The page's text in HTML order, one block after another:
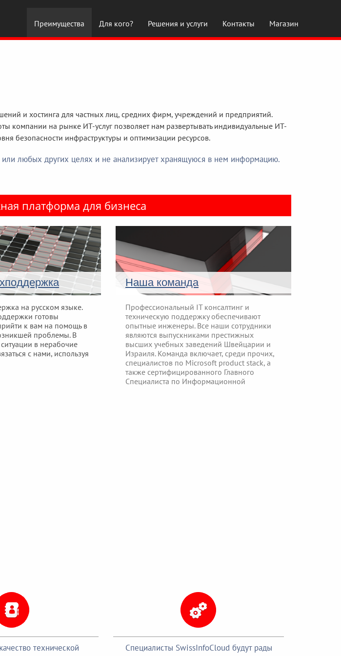
Преимущества Для кого? Решения и услуги Контакты Магазин
и хостинга для частных лиц, средних фирм, учреждений и предприятий.
компании на рынке ИТ-услуг позволяет нам развертывать индивидуальные ИТ-
безопасности инфраструктуры и оптимизации ресурсов.
любых других целях и не анализирует хранящуюся в нем информацию.
платформа для бизнеса
на русском языке.
готовы
к вам на помощь в
проблемы. В
в нерабочие
с нами, используя
Наша команда
Профессиональный IT консалтинг и
техническую поддержку обеспечивают
опытные инженеры. Все наши сотрудники
являются выпускниками престижных
высших учебных заведений Швейцарии и
Израиля. Команда включает, среди прочих,
специалистов по Microsoft product stack, а
также сертифицированного Главного
Специалиста по Информационной
технической
Специалисты SwissInfoCloud будут рады